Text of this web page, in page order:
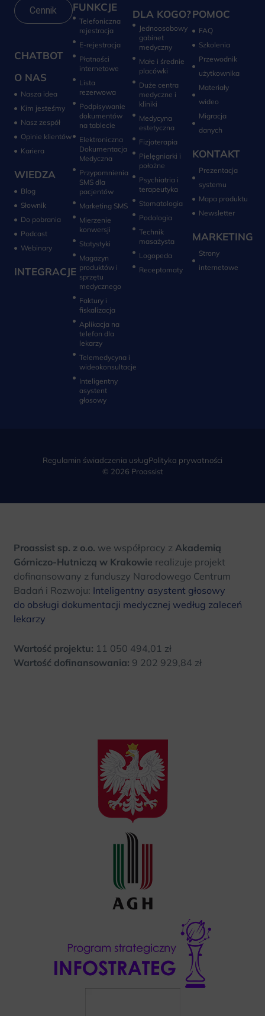
Cennik
CHATBOT
O NAS
Nasza idea
Kim jesteśmy
Nasz zespół
Opinie klientów
Kariera
WIEDZA
Blog
Słownik
Do pobrania
Podcast
Webinary
INTEGRACJE
FUNKCJE
Telefoniczna
rejestracja
E-rejestracja
Płatności
internetowe
Lista
rezerwowa
Podpisywanie
dokumentów
na tablecie
Elektroniczna
Dokumentacja
Medyczna
Przypomnienia
SMS dla
pacjentów
Marketing SMS
Mierzenie
konwersji‎
Statystyki
Magazyn
produktów i
sprzętu
medycznego
Faktury i
fiskalizacja
Aplikacja na
telefon dla
lekarzy
Telemedycyna i
wideokonsultacje‎
Inteligentny
asystent
głosowy
DLA KOGO?
Jednoosobowy
gabinet
medyczny
Małe i średnie
placówki
Duże centra
medyczne i
kliniki
Medycyna
estetyczna
Fizjoterapia
Pielęgniarki i
położne
Psychiatria i
terapeutyka
Stomatologia
Technik
masażysta
Logopeda
POMOC
FAQ
Szkolenia
Przewodnik
użytkownika
Materiały
wideo
Migracja
danych
KONTAKT
Prezentacja
systemu
Mapa produktu
Newsletter
MARKETING
Strony
internetowe
Regulamin świadczenia usługPolityka prywatności
© 2026 Proassist
Proassist sp. z o.o. we współpracy z Akademią
Górniczo-Hutniczą w Krakowie realizuje projekt
dofinansowany z funduszy Narodowego Centrum
Badań i Rozwoju: Inteligentny asystent głosowy
do obsługi dokumentacji medycznej według zaleceń
lekarzy
Wartość projektu: 11 050 494,01 zł
Wartość dofinansowania: 9 202 929,84 zł